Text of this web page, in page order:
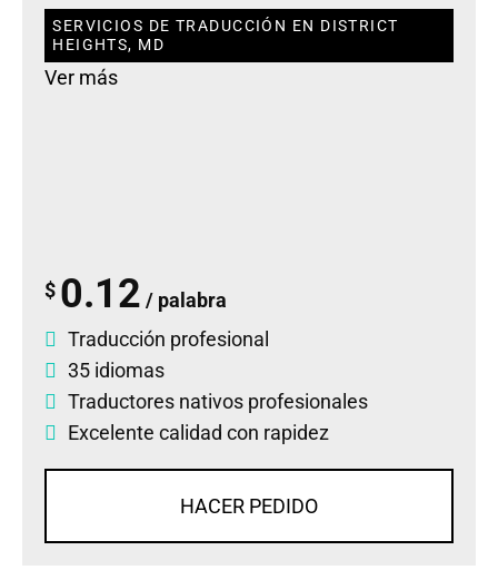
SERVICIOS DE TRADUCCIÓN EN DISTRICT
HEIGHTS, MD
Ver más
$ 0.12 / palabra
Traducción profesional
35 idiomas
Traductores nativos profesionales
Excelente calidad con rapidez
HACER PEDIDO